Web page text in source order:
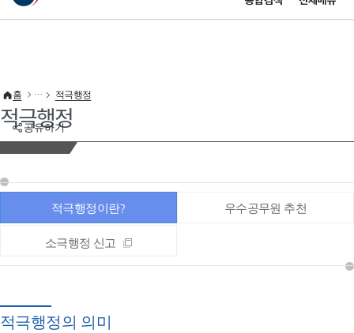
이 누리집은 대한민국 공식 전자정부 누리집입니다.
공유하기
홈 적극행정
적극행정
적극행정이란? 우수공무원 추천
소극행정 신고
적극행정의 의미